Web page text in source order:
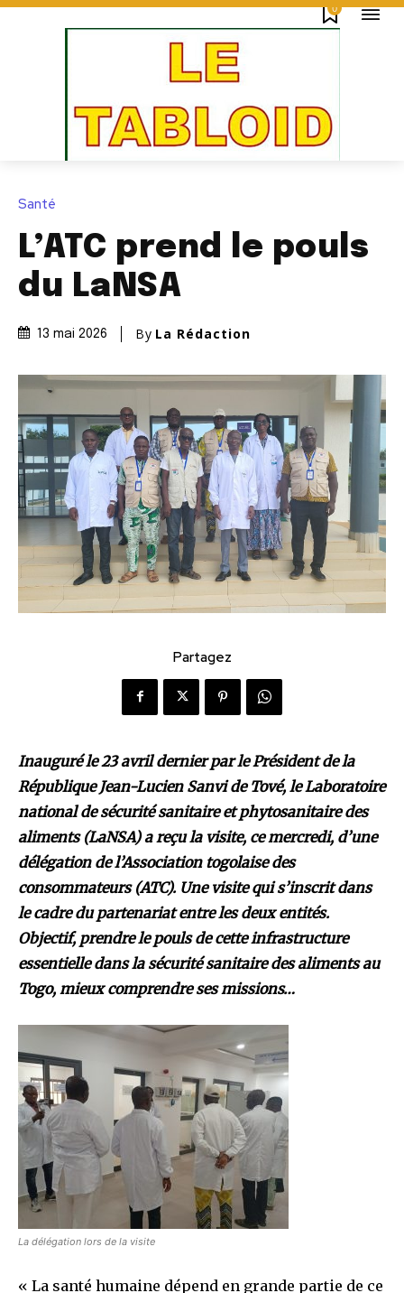
0
Santé
L’ATC prend le pouls
du LaNSA
13 mai 2026 By La Rédaction
Partagez
Inauguré le 23 avril dernier par le Président de la
République Jean-Lucien Sanvi de Tové, le Laboratoire
national de sécurité sanitaire et phytosanitaire des
aliments (LaNSA) a reçu la visite, ce mercredi, d’une
délégation de l’Association togolaise des
consommateurs (ATC). Une visite qui s’inscrit dans
le cadre du partenariat entre les deux entités.
Objectif, prendre le pouls de cette infrastructure
essentielle dans la sécurité sanitaire des aliments au
Togo, mieux comprendre ses missions…
La délégation lors de la visite
« La santé humaine dépend en grande partie de ce